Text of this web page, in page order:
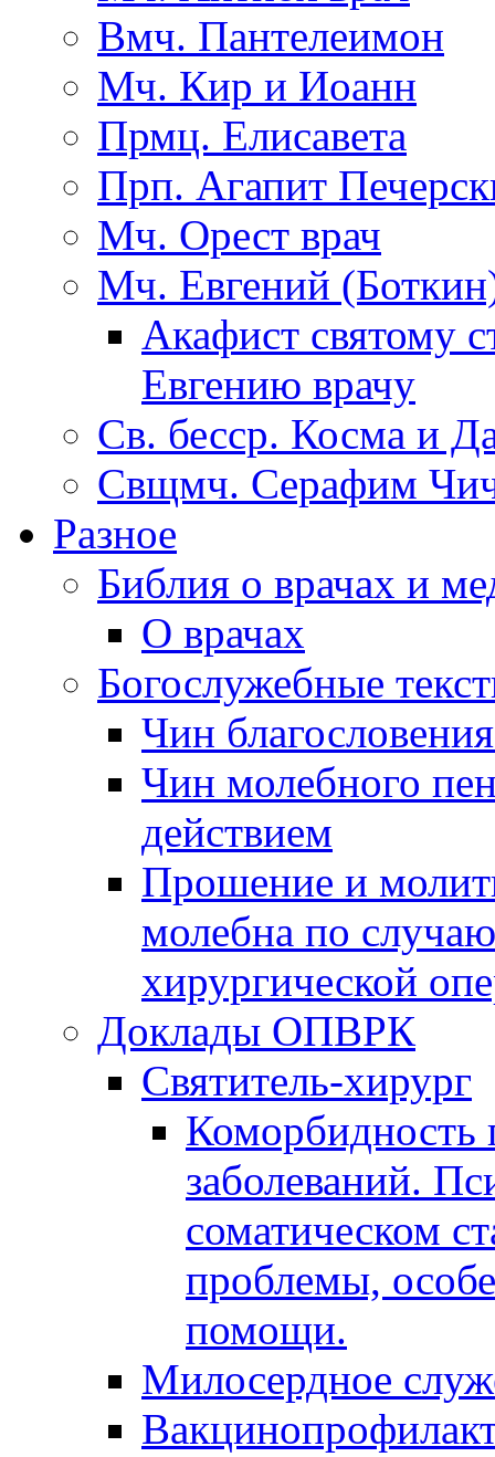
Вмч. Пантелеимон
Мч. Кир и Иоанн
Прмц. Елисавета
Прп. Агапит
Мч. Орест врач
Мч. Евгений
Акафист святому
Евгению врачу
Св. бесср. Косма и
Свщмч. Серафим
Разное
Библия о врачах и
О врачах
Богослужебные
Чин
Чин молебного
действием
Прошение и
молебна по
хирургической
Доклады ОПВРК
Святитель-хирург
Коморбидность
заболеваний.
соматическом
проблемы,
помощи.
Милосердное